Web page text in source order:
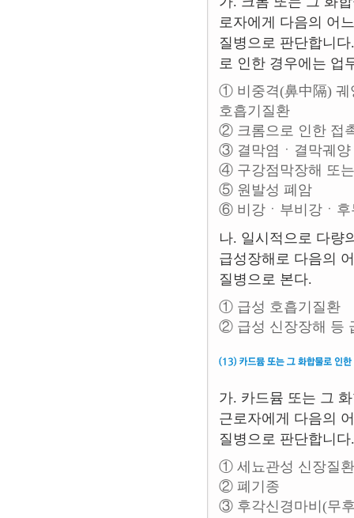
로자에게 다음의 어
질병으로 판단합니
로 인한 경우에는 업
① 비중격(鼻中隔) 궤
호흡기질환
② 크롬으로 인한 접
③ 결막염ㆍ결막궤양
④ 구강점막장해 또
⑤ 원발성 폐암
⑥ 비강ㆍ부비강ㆍ후
나. 일시적으로 다량
급성장해로 다음의
질병으로 본다.
① 급성 호흡기질환
② 급성 신장장해 등
가. 카드뮴 또는 그
근로자에게 다음의
질병으로 판단합니다.
① 세뇨관성 신장질
② 폐기종
③ 후각신경마비(무